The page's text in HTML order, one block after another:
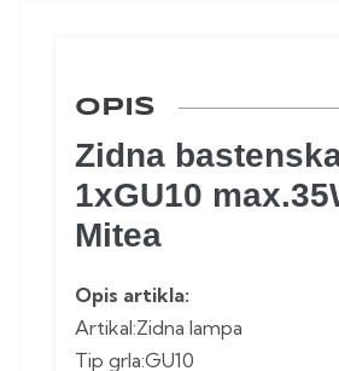
OPIS
Zidna
1xGU10
Mitea
Opis artikla:
Artikal:Zidna lampa
Tip grla:GU10